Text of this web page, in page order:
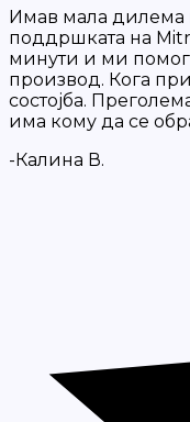
Имав мала дилема
поддршката на
минути и ми
производ. Кога
состојба.
има кому да се
-Калина В.